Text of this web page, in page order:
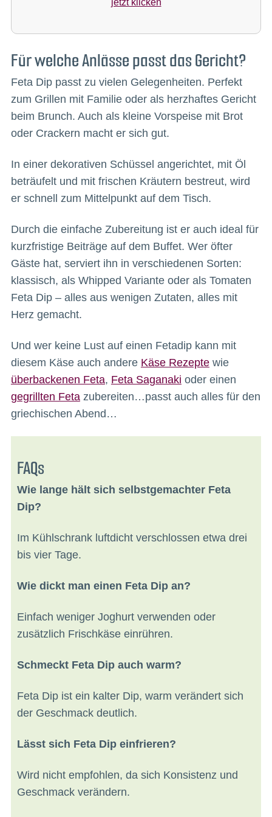
jetzt klicken
Für welche Anlässe passt das Gericht?
Feta Dip passt zu vielen Gelegenheiten. Perfekt
zum Grillen mit Familie oder als herzhaftes Gericht
beim Brunch. Auch als kleine Vorspeise mit Brot
oder Crackern macht er sich gut.
In einer dekorativen Schüssel angerichtet, mit Öl
beträufelt und mit frischen Kräutern bestreut, wird
er schnell zum Mittelpunkt auf dem Tisch.
Durch die einfache Zubereitung ist er auch ideal für
kurzfristige Beiträge auf dem Buffet. Wer öfter
Gäste hat, serviert ihn in verschiedenen Sorten:
klassisch, als Whipped Variante oder als Tomaten
Feta Dip – alles aus wenigen Zutaten, alles mit
Herz gemacht.
Und wer keine Lust auf einen Fetadip kann mit
diesem Käse auch andere Käse Rezeptewie
überbackenen Feta, Feta Saganaki oder einen
gegrillten Fetazubereiten…passt auch alles für den
griechischen Abend…
FAQs
Wie lange hält sich selbstgemachter Feta
Dip?
Im Kühlschrank luftdicht verschlossen etwa drei
bis vier Tage.
Wie dickt man einen Feta Dip an?
Einfach weniger Joghurt verwenden oder
zusätzlich Frischkäse einrühren.
Schmeckt Feta Dip auch warm?
Feta Dip ist ein kalter Dip, warm verändert sich
der Geschmack deutlich.
Lässt sich Feta Dip einfrieren?
Wird nicht empfohlen, da sich Konsistenz und
Geschmack verändern.